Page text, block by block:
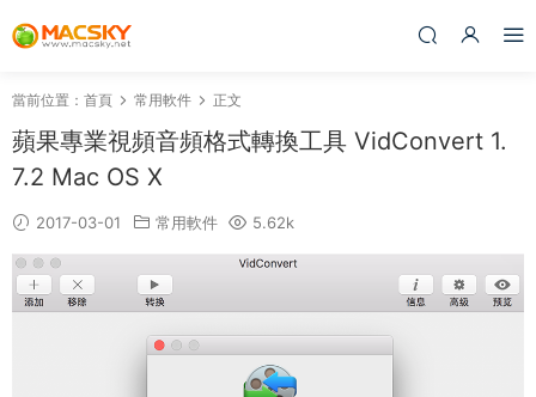
當前位置： 首頁 常用軟件 正文
蘋果專業視頻音頻格式轉換工具 VidConvert 1.
7.2 Mac OS X
2017-03-01 常用軟件 5.62k